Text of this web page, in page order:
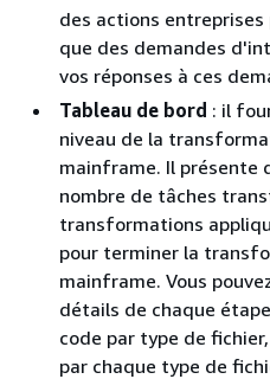
des actions entreprises
que des demandes
vos réponses à ces
Tableau de bord : il
niveau de la
mainframe. Il présente
nombre de tâches
transformations
pour terminer la
mainframe. Vous
détails de chaque
code par type de
par chaque type de